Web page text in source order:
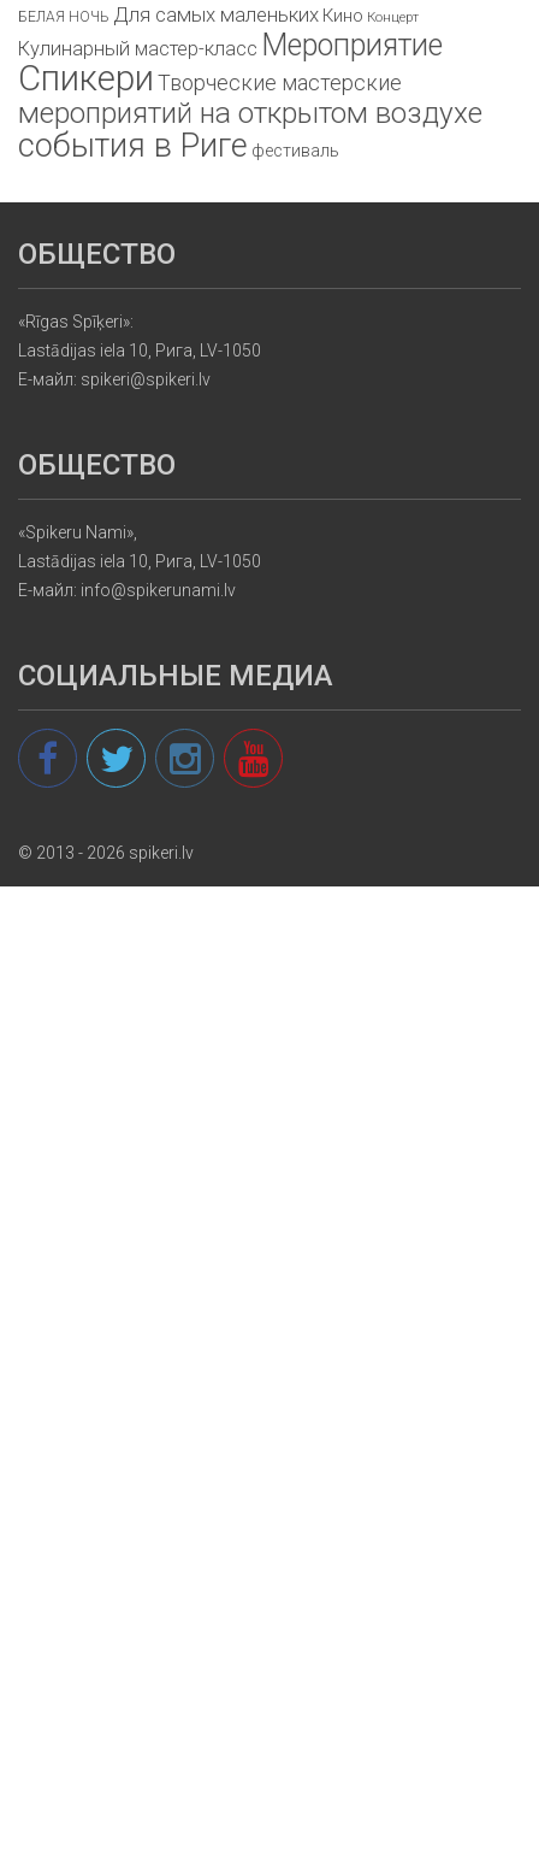
БЕЛАЯ НОЧЬ Для самых маленьких Кино Концерт
Кулинарный мастер-класс Мероприятие
Спикери Творческие мастерские
мероприятий на открытом воздухе
события в Риге фестиваль
ОБЩЕСТВО
«Rīgas Spīķeri»:
Lastādijas iela 10, Рига, LV-1050
Е-майл: spikeri@spikeri.lv
ОБЩЕСТВО
«Spikeru Nami»,
Lastādijas iela 10, Рига, LV-1050
Е-майл: info@spikerunami.lv
СОЦИАЛЬНЫЕ МЕДИА
© 2013 - 2026 spikeri.lv